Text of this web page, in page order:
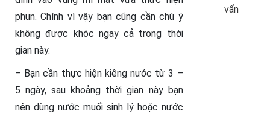
phun. Chính vì vậy bạn cũng cần chú ý
không được khóc ngay cả trong thời
gian này.
– Bạn cần thực hiện kiêng nước từ 3 –
5 ngày, sau khoảng thời gian này bạn
nên dùng nước muối sinh lý hoặc nước
vấn